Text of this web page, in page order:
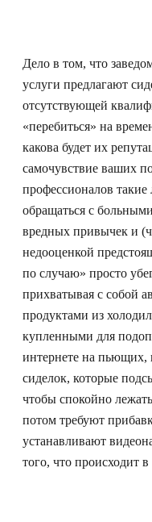
Дело в том, что
услуги предлагают
отсутствующей
«перебиться» на
какова будет их
самочувствие ваших
профессионалов
обращаться с
вредных привычек и
недооценкой
по случаю» просто
прихватывая с собой
продуктами из
купленными для
интернете на
сиделок, которые
чтобы спокойно
потом требуют
устанавливают
того, что происходит в